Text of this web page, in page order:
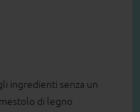
ingredienti senza un
di legno